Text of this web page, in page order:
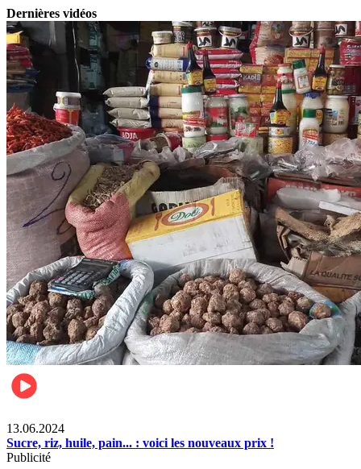
Dernières vidéos
13.06.2024
Sucre, riz, huile, pain... : voici les nouveaux prix !
Publicité